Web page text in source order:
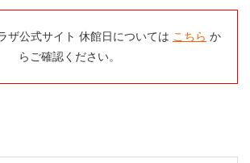
ザ公式サイト 休館日については こちら か
らご確認ください。